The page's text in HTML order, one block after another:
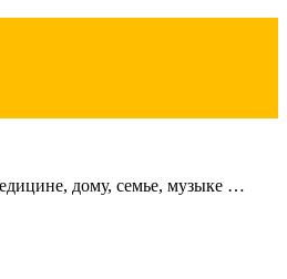
дому, семье, музыке …